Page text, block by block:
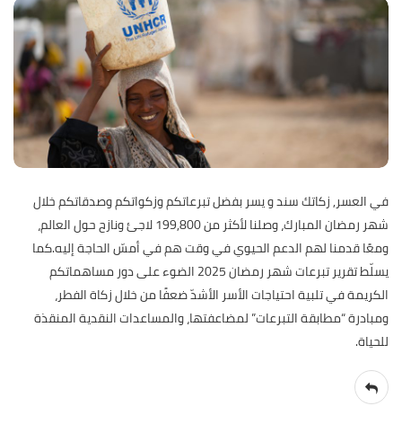
في العسر, زكاتك سند و يسر بفضل تبرعاتكم وزكواتكم وصدقاتكم خلال
شهر رمضان المبارك، وصلنا لأكثر من 199,800 لاجئ ونازح حول العالم،
ومعًا قدمنا لهم الدعم الحيوي في وقت هم في أمسّ الحاجة إليه.كما
يسلّط تقرير تبرعات شهر رمضان 2025 الضوء على دور مساهماتكم
الكريمة في تلبية احتياجات الأسر الأشدّ ضعفًا من خلال زكاة الفطر،
ومبادرة “مطابقة التبرعات” لمضاعفتها، والمساعدات النقدية المنقذة
للحياة.